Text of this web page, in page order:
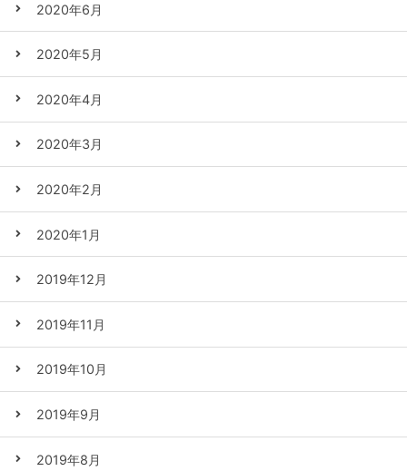
2020年6月
2020年5月
2020年4月
2020年3月
2020年2月
2020年1月
2019年12月
2019年11月
2019年10月
2019年9月
2019年8月